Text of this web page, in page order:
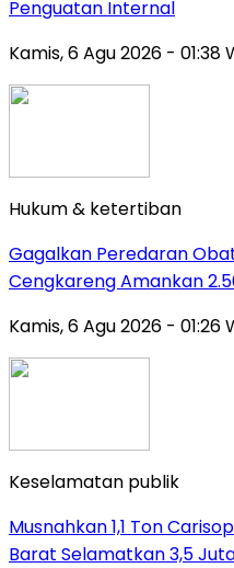
Penguatan Internal
Kamis, 6 Agu 2026 - 01:38
Hukum & ketertiban
Gagalkan Peredaran
Cengkareng Amankan
Kamis, 6 Agu 2026 - 01:26
Keselamatan publik
Musnahkan 1,1 Ton
Barat Selamatkan 3,5